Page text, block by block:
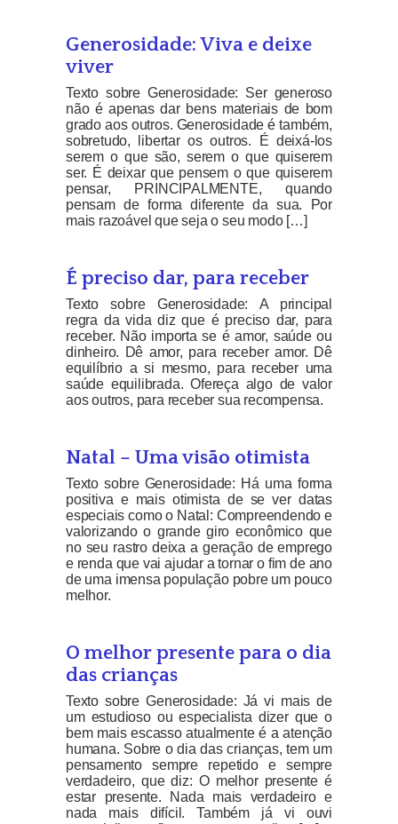
Generosidade: Viva e deixe
viver
Texto sobre Generosidade: Ser generoso
não é apenas dar bens materiais de bom
grado aos outros. Generosidade é também,
sobretudo, libertar os outros. É deixá-los
serem o que são, serem o que quiserem
ser. É deixar que pensem o que quiserem
pensar, PRINCIPALMENTE, quando
pensam de forma diferente da sua. Por
mais razoável que seja o seu modo […]
É preciso dar, para receber
Texto sobre Generosidade: A principal
regra da vida diz que é preciso dar, para
receber. Não importa se é amor, saúde ou
dinheiro. Dê amor, para receber amor. Dê
equilíbrio a si mesmo, para receber uma
saúde equilibrada. Ofereça algo de valor
aos outros, para receber sua recompensa.
Natal – Uma visão otimista
Texto sobre Generosidade: Há uma forma
positiva e mais otimista de se ver datas
especiais como o Natal: Compreendendo e
valorizando o grande giro econômico que
no seu rastro deixa a geração de emprego
e renda que vai ajudar a tornar o fim de ano
de uma imensa população pobre um pouco
melhor.
O melhor presente para o dia
das crianças
Texto sobre Generosidade: Já vi mais de
um estudioso ou especialista dizer que o
bem mais escasso atualmente é a atenção
humana. Sobre o dia das crianças, tem um
pensamento sempre repetido e sempre
verdadeiro, que diz: O melhor presente é
estar presente. Nada mais verdadeiro e
nada mais difícil. Também já vi ouvi